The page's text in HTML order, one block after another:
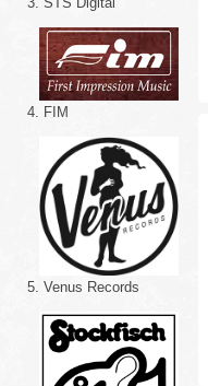
4. FIM
5. Venus Records